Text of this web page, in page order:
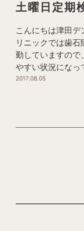
土曜日定期
こんにちは津田
リニックでは歯
勤していますので
やすい状況にな
2017.08.05